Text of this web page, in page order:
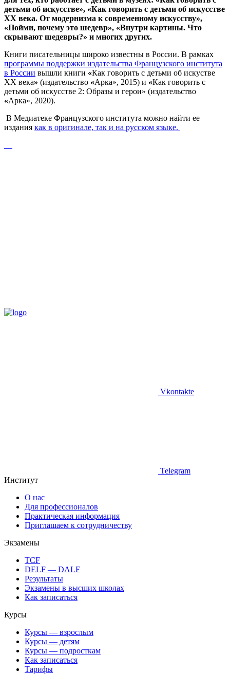
детьми об искусстве», «Как говорить с детьми об искусстве
ХХ века. От модернизма к современному искусству»,
«Пойми, почему это шедевр», «Внутри картины. Что
скрывают шедевры?» и многих других.
Книги писательницы широко известны в России. В рамках
программы поддержки издательства Французского института
в России вышли книги «Как говорить с детьми об искустве
ХХ века» (издательство «Арка», 2015) и «Как говорить с
детьми об искусстве 2: Образы и герои» (издательство
«Арка», 2020).
В Медиатеке Французского института можно найти ее
издания как в оригинале, так и на русском языке.
Vkontakte
Telegram
Институт
О нас
Для профессионалов
Практическая информация
Приглашаем к сотрудничеству
Экзамены
TCF
DELF — DALF
Результаты
Экзамены в высших школах
Как записаться
Курсы
Курсы — взрослым
Курсы — детям
Курсы — подросткам
Как записаться
Тарифы